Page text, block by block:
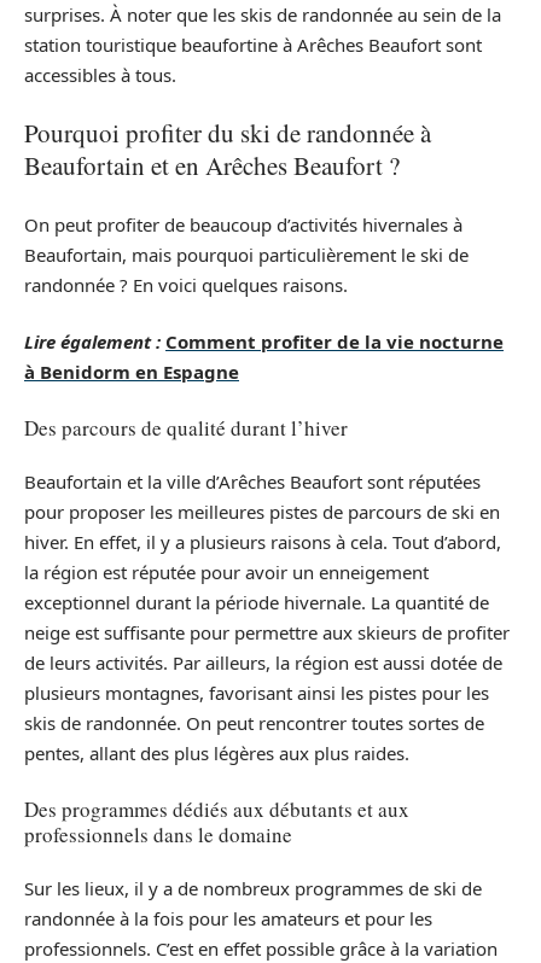
surprises. À noter que les skis de randonnée au sein de la
station touristique beaufortine à Arêches Beaufort sont
accessibles à tous.
Pourquoi profiter du ski de randonnée à
Beaufortain et en Arêches Beaufort ?
On peut profiter de beaucoup d’activités hivernales à
Beaufortain, mais pourquoi particulièrement le ski de
randonnée ? En voici quelques raisons.
Lire également : Comment profiter de la vie nocturne
à Benidorm en Espagne
Des parcours de qualité durant l’hiver
Beaufortain et la ville d’Arêches Beaufort sont réputées
pour proposer les meilleures pistes de parcours de ski en
hiver. En effet, il y a plusieurs raisons à cela. Tout d’abord,
la région est réputée pour avoir un enneigement
exceptionnel durant la période hivernale. La quantité de
neige est suffisante pour permettre aux skieurs de profiter
de leurs activités. Par ailleurs, la région est aussi dotée de
plusieurs montagnes, favorisant ainsi les pistes pour les
skis de randonnée. On peut rencontrer toutes sortes de
pentes, allant des plus légères aux plus raides.
Des programmes dédiés aux débutants et aux
professionnels dans le domaine
Sur les lieux, il y a de nombreux programmes de ski de
randonnée à la fois pour les amateurs et pour les
professionnels. C’est en effet possible grâce à la variation